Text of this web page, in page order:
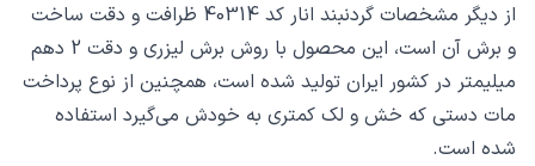
از دیگر مشخصات گردنبند انار کد 40314 ظرافت و دقت ساخت
و برش آن است، این محصول با روش برش لیزری و دقت 2 دهم
میلیمتر در کشور ایران تولید شده است، همچنین از نوع پرداخت
مات دستی که خش و لک کمتری به خودش می‌گیرد استفاده
شده است.